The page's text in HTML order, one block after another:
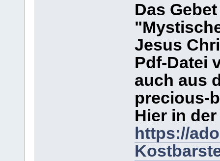
Das
Jesus
Pdf-Datei
auch aus
precious-
Hier in
https://